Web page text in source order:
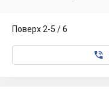
Поверх 2-5 / 6
